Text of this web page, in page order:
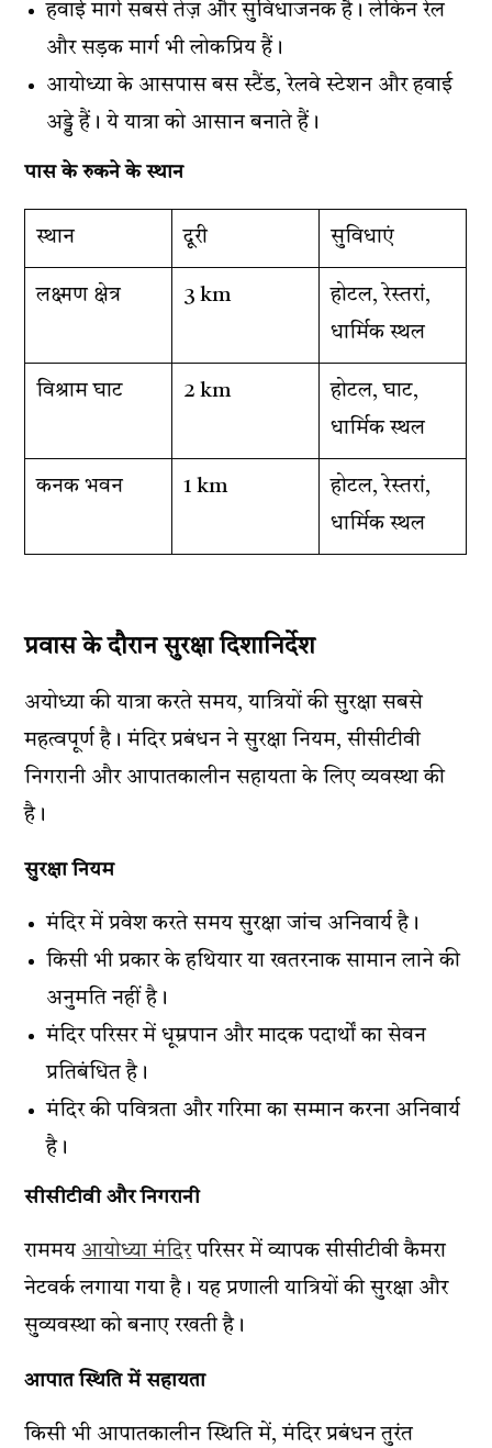
हवाई मार्ग सबसे तेज़ और सुविधाजनक है। लेकिन रेल
और सड़क मार्ग भी लोकप्रिय हैं।
आयोध्या के आसपास बस स्टैंड, रेलवे स्टेशन और हवाई
अड्डे हैं। ये यात्रा को आसान बनाते हैं।
पास के रुकने के स्थान
स्थान दूरी सुविधाएं
लक्ष्मण क्षेत्र 3 km
होटल, रेस्तरां,
धार्मिक स्थल
विश्राम घाट 2 km
होटल, घाट,
धार्मिक स्थल
कनक भवन 1 km
होटल, रेस्तरां,
धार्मिक स्थल
प्रवास के दौरान सुरक्षा दिशानिर्देश
अयोध्या की यात्रा करते समय, यात्रियों की सुरक्षा सबसे
महत्वपूर्ण है। मंदिर प्रबंधन ने सुरक्षा नियम, सीसीटीवी
निगरानी और आपातकालीन सहायता के लिए व्यवस्था की
है।
सुरक्षा नियम
मंदिर में प्रवेश करते समय सुरक्षा जांच अनिवार्य है।
किसी भी प्रकार के हथियार या खतरनाक सामान लाने की
अनुमति नहीं है।
मंदिर परिसर में धूम्रपान और मादक पदार्थों का सेवन
प्रतिबंधित है।
मंदिर की पवित्रता और गरिमा का सम्मान करना अनिवार्य
है।
सीसीटीवी और निगरानी
राममय आयोध्या मंदिरपरिसर में व्यापक सीसीटीवी कैमरा
नेटवर्क लगाया गया है। यह प्रणाली यात्रियों की सुरक्षा और
सुव्यवस्था को बनाए रखती है।
आपात स्थिति में सहायता
किसी भी आपातकालीन स्थिति में, मंदिर प्रबंधन तुरंत